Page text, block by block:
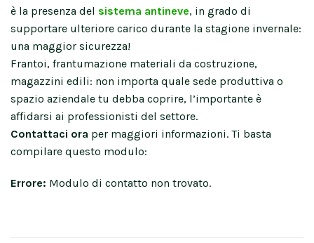
è la presenza del sistema antineve, in grado di
supportare ulteriore carico durante la stagione invernale:
una maggior sicurezza!
Frantoi, frantumazione materiali da costruzione,
magazzini edili: non importa quale sede produttiva o
spazio aziendale tu debba coprire, l’importante è
affidarsi ai professionisti del settore.
Contattaci ora per maggiori informazioni. Ti basta
compilare questo modulo:
Errore: Modulo di contatto non trovato.